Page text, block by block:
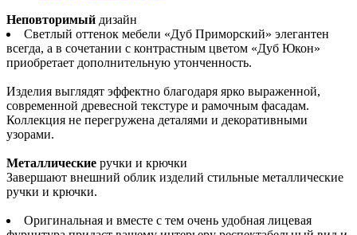
Неповторимый дизайн
Светлый оттенок мебели «Дуб Приморский» элегантен
всегда, а в сочетании с контрастным цветом «Дуб Юкон»
приобретает дополнительную утонченность.
Изделия выглядят эффектно благодаря ярко выраженной,
современной древесной текстуре и рамочным фасадам.
Коллекция не перегружена деталями и декоративными
узорами.
Металлические ручки и крючки
Завершают внешний облик изделий стильные металлические
ручки и крючки.
Оригинальная и вместе с тем очень удобная лицевая